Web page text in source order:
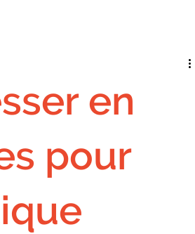
en
pour